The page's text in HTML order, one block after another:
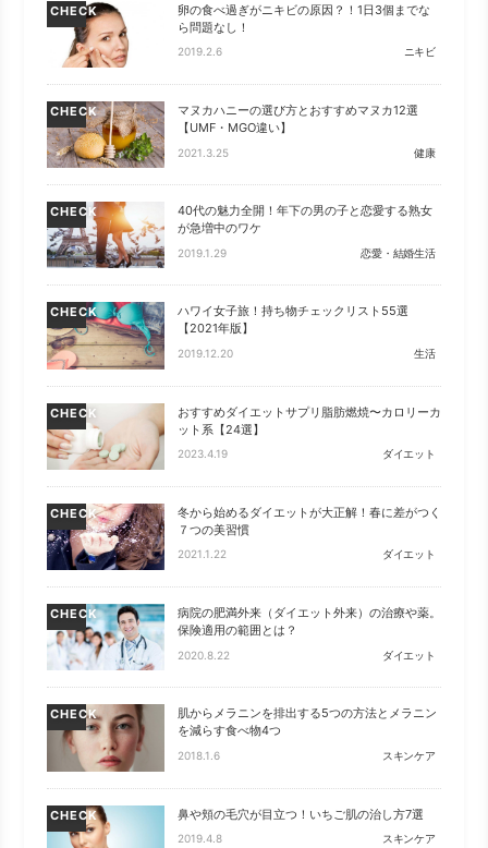
CHECK
卵の食べ過ぎがニキビの原因？！1日3個までな
ら問題なし！
2019.2.6 ニキビ
CHECK
マヌカハニーの選び方とおすすめマヌカ12選
【UMF・MGO違い】
2021.3.25 健康
CHECK
40代の魅力全開！年下の男の子と恋愛する熟女
が急増中のワケ
2019.1.29 恋愛・結婚生活
CHECK
ハワイ女子旅！持ち物チェックリスト55選
【2021年版】
2019.12.20 生活
CHECK
おすすめダイエットサプリ脂肪燃焼〜カロリーカ
ット系【24選】
2023.4.19 ダイエット
CHECK
冬から始めるダイエットが大正解！春に差がつく
７つの美習慣
2021.1.22 ダイエット
CHECK
病院の肥満外来（ダイエット外来）の治療や薬。
保険適用の範囲とは？
2020.8.22 ダイエット
CHECK
肌からメラニンを排出する5つの方法とメラニン
を減らす食べ物4つ
2018.1.6 スキンケア
CHECK 鼻や頬の毛穴が目立つ！いちご肌の治し方7選
2019.4.8 スキンケア